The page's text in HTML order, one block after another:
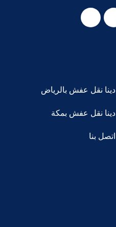
دينا نقل عفش بالرياض
دينا نقل عفش بمكة
اتصل بنا